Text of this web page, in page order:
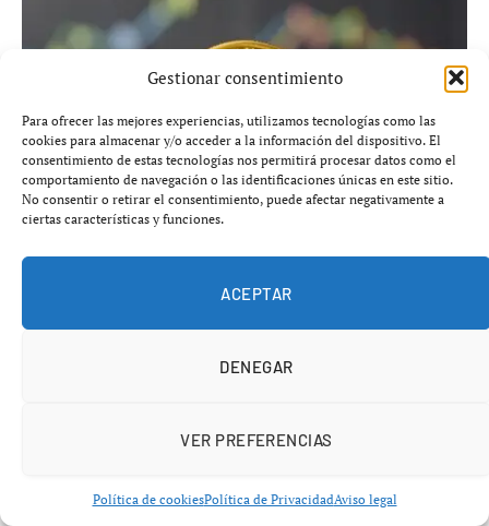
Gestionar consentimiento
Para ofrecer las mejores experiencias, utilizamos tecnologías como las
cookies para almacenar y/o acceder a la información del dispositivo. El
consentimiento de estas tecnologías nos permitirá procesar datos como el
comportamiento de navegación o las identificaciones únicas en este sitio.
No consentir o retirar el consentimiento, puede afectar negativamente a
ciertas características y funciones.
ACEPTAR
DENEGAR
VER PREFERENCIAS
Política de cookiesPolítica de PrivacidadAviso legal